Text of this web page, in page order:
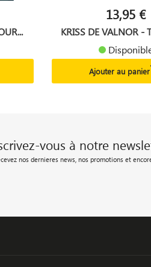
13,95 €
KRISS DE VALNOR -
Ajouter au panier
vous à notre
nos dernieres news, nos promotions et